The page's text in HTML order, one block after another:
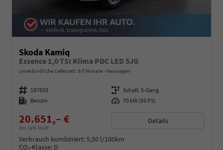
Skoda Kamiq
Essence 1,0 TSI Klima PDC LED 5JG
unverbindliche Lieferzeit: 3-5 Monate Neuwagen
Fahrzeugnummer 197603 Getriebe Schalt. 5-Gang
Kraftstoff Benzin Leistung 70 kW (95 PS)
20.651,– €
incl. 19% MwSt.
Details
Verbrauch kombiniert:5,50 l/100km
CO -Klasse: D